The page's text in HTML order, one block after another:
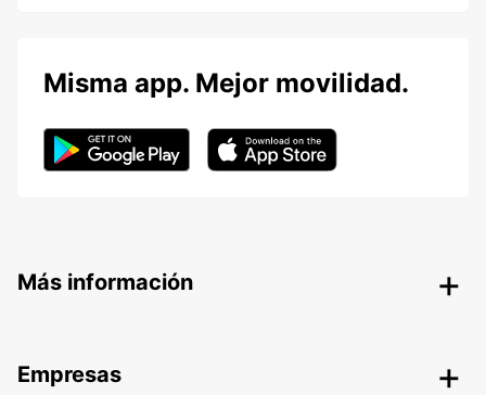
Misma app. Mejor movilidad.
Más información
Empresas